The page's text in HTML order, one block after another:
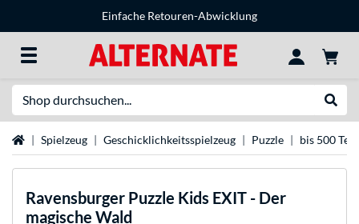
Einfache Retouren-Abwicklung
StartseiteSpielzeug Geschicklichkeitsspielzeug Puzzle bis 500
Ravensburger Puzzle Kids EXIT - Der
magische Wald